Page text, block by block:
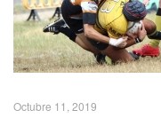
Octubre 11, 2019